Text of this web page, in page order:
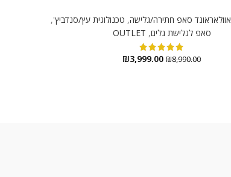
אוולאראונד סאפ חתירה/גלישה, טכנולוגית עץ/סנדביץ',
סאפ לגלישת גלים,
OUTLET
₪8,990.00
₪3,999.00